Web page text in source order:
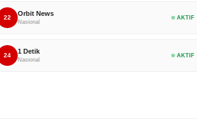
22
Orbit News
Nasional
AKTIF
24
1 Detik
Nasional
AKTIF